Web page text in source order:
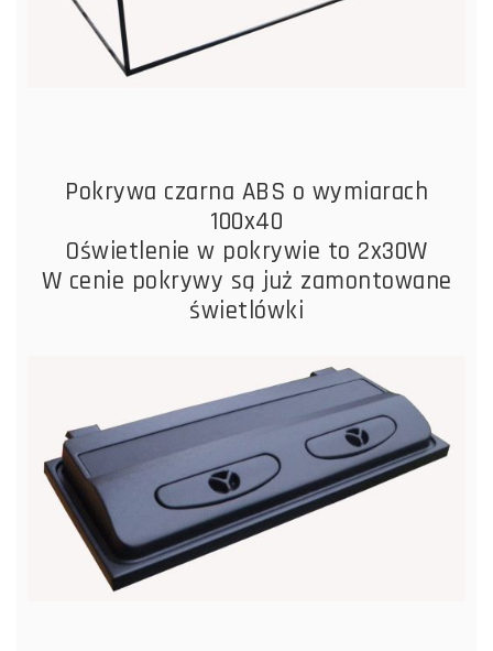
Pokrywa czarna ABS o wymiarach
100x40
Oświetlenie w pokrywie to 2x30W
W cenie pokrywy są już zamontowane
świetlówki